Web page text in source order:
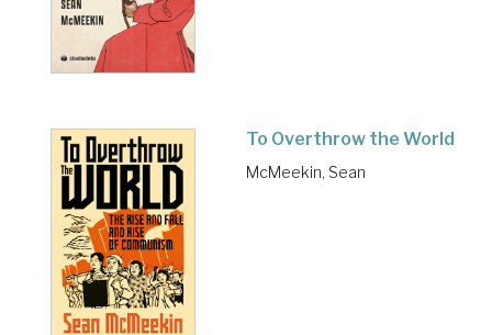
To Overthrow the World
McMeekin, Sean